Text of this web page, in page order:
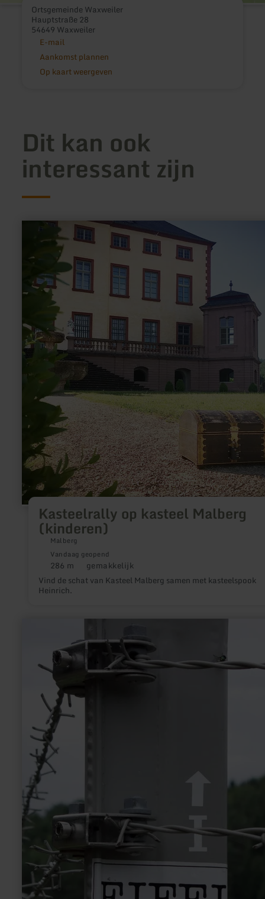
Ortsgemeinde Waxweiler
Hauptstraße 28
54649 Waxweiler
E-mail
Aankomst plannen
Op kaart weergeven
Dit kan ook
interessant zijn
Kasteelrally op kasteel Malberg
(kinderen)
Malberg
Vandaag geopend
Afstand:
286 m Moeilijkheidsgraad:
gemakkelijk
Vind de schat van Kasteel Malberg samen met kasteelspook
Heinrich.
informatie
Kasteelrally
kasteel
Malberg
(kinderen)
Eifelkrimi-
Wanderweg,
Route
Schauplätze